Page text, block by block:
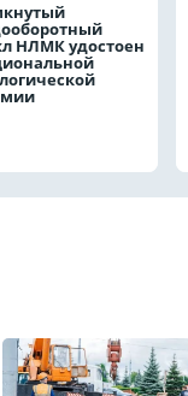
НЛМК удостоен